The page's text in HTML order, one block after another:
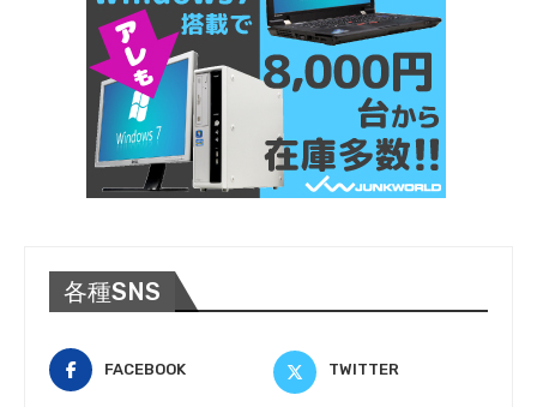
各種SNS
FACEBOOK TWITTER